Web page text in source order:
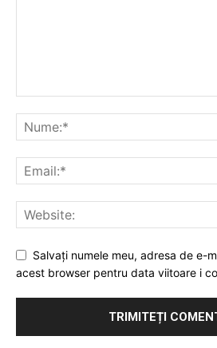
Salvați numele meu, adresa de e-
acest browser pentru data viitoare i